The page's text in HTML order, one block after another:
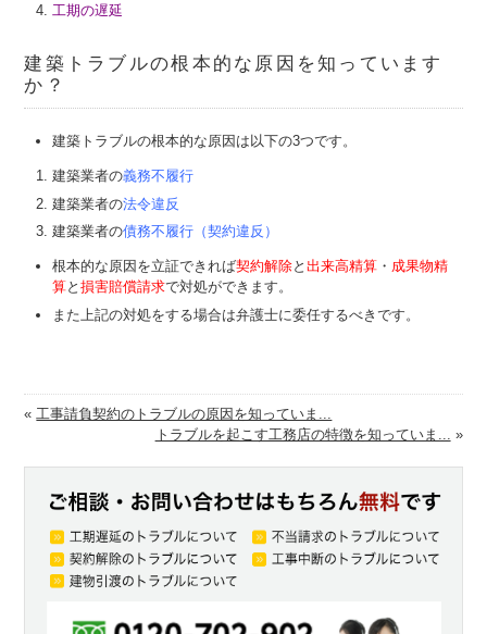
工期の遅延
建築トラブルの根本的な原因を知っています
か？
建築トラブルの根本的な原因は以下の3つです。
建築業者の義務不履行
建築業者の法令違反
建築業者の債務不履行（契約違反）
根本的な原因を立証できれば契約解除と出来高精算 ・ 成果物精
算と損害賠償請求で対処ができます。
また上記の対処をする場合は弁護士に委任するべきです。
« 工事請負契約のトラブルの原因を知っていま...
トラブルを起こす工務店の特徴を知っていま...
»